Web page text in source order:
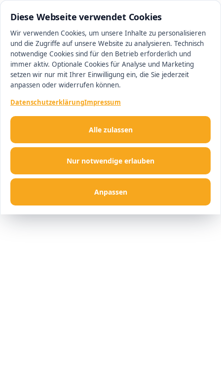
Diese Webseite verwendet Cookies
Wir verwenden Cookies, um unsere Inhalte zu personalisieren
und die Zugriffe auf unsere Website zu analysieren. Technisch
notwendige Cookies sind für den Betrieb erforderlich und
immer aktiv. Optionale Cookies für Analyse und Marketing
setzen wir nur mit Ihrer Einwilligung ein, die Sie jederzeit
anpassen oder widerrufen können.
DatenschutzerklärungImpressum
Nur notwendige erlauben
Anpassen
Alle zulassen